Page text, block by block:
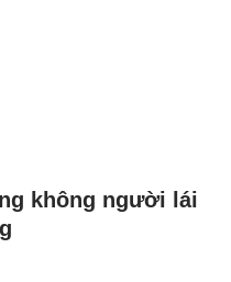
không người lái